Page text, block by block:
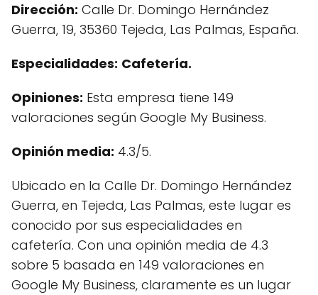
Dirección: Calle Dr. Domingo Hernández
Guerra, 19, 35360 Tejeda, Las Palmas, España.
Especialidades: Cafetería.
Opiniones: Esta empresa tiene 149
valoraciones según Google My Business.
Opinión media: 4.3/5.
Ubicado en la Calle Dr. Domingo Hernández
Guerra, en Tejeda, Las Palmas, este lugar es
conocido por sus especialidades en
cafetería. Con una opinión media de 4.3
sobre 5 basada en 149 valoraciones en
Google My Business, claramente es un lugar